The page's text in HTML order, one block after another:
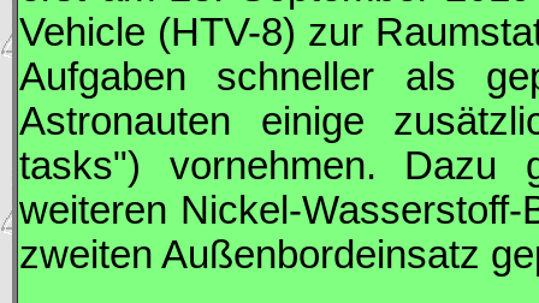
Vehicle (HTV-8) zur
Aufgaben schneller als
Astronauten einige
tasks") vornehmen. Dazu
weiteren Nickel-
zweiten Außenbordeinsatz